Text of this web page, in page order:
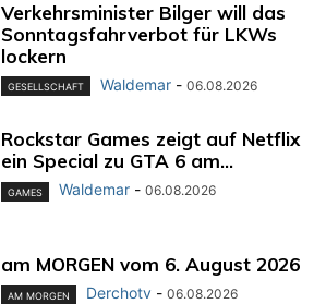
Verkehrsminister Bilger will das
Sonntagsfahrverbot für LKWs
lockern
GESELLSCHAFT Waldemar - 06.08.2026
Rockstar Games zeigt auf Netflix
ein Special zu GTA 6 am...
GAMES Waldemar - 06.08.2026
am MORGEN vom 6. August 2026
AM MORGEN Derchotv - 06.08.2026